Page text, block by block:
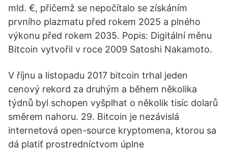
mld. €, přičemž se nepočítalo se získáním
prvního plazmatu před rokem 2025 a plného
výkonu před rokem 2035. Popis: Digitální měnu
Bitcoin vytvořil v roce 2009 Satoshi Nakamoto.
V říjnu a listopadu 2017 bitcoin trhal jeden
cenový rekord za druhým a během několika
týdnů byl schopen vyšplhat o několik tisíc dolarů
směrem nahoru. 29. Bitcoin je nezávislá
internetová open-source kryptomena, ktorou sa
dá platiť prostredníctvom úplne